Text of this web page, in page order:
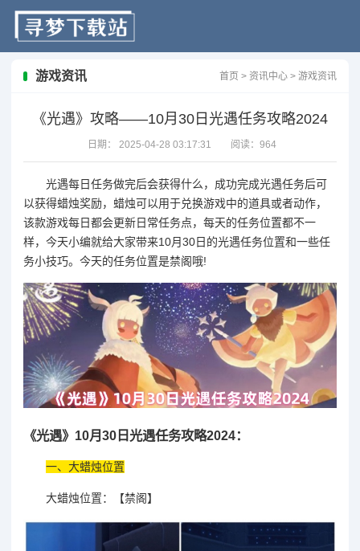
游戏资讯 首页 > 资讯中心 > 游戏资讯
《光遇》攻略——10月30日光遇任务攻略2024
日期： 2025-04-28 03:17:31 阅读： 964
光遇每日任务做完后会获得什么，成功完成光遇任务后可
以获得蜡烛奖励，蜡烛可以用于兑换游戏中的道具或者动作，
该款游戏每日都会更新日常任务点，每天的任务位置都不一
样，今天小编就给大家带来10月30日的光遇任务位置和一些任
务小技巧。今天的任务位置是禁阁哦!
《光遇》10月30日光遇任务攻略2024：
一、大蜡烛位置
大蜡烛位置：【禁阁】